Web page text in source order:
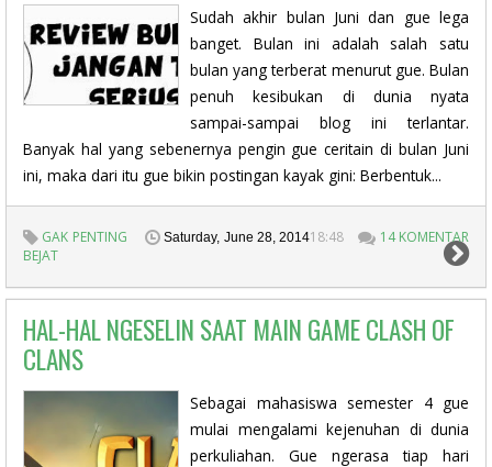
Sudah akhir bulan Juni dan gue lega
banget. Bulan ini adalah salah satu
bulan yang terberat menurut gue. Bulan
penuh kesibukan di dunia nyata
sampai-sampai blog ini terlantar.
Banyak hal yang sebenernya pengin gue ceritain di bulan Juni
ini, maka dari itu gue bikin postingan kayak gini: Berbentuk...
GAK PENTING Saturday, June 28, 201418:48
14 KOMENTAR
BEJAT
HAL-HAL NGESELIN SAAT MAIN GAME CLASH OF
CLANS
Sebagai mahasiswa semester 4 gue
mulai mengalami kejenuhan di dunia
perkuliahan. Gue ngerasa tiap hari